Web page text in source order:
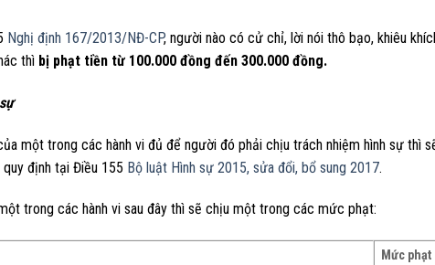
Nghị định 167/2013/NĐ-CP, người nào có cử chỉ, lời nói thô bạo, khiêu
thì bị phạt tiền từ 100.000 đồng đến 300.000 đồng.
một trong các hành vi đủ để người đó phải chịu trách nhiệm hình sự thì
định tại Điều 155 Bộ luật Hình sự 2015, sửa đổi, bổ sung 2017.
trong các hành vi sau đây thì sẽ chịu một trong các mức phạt:
Mức phạt